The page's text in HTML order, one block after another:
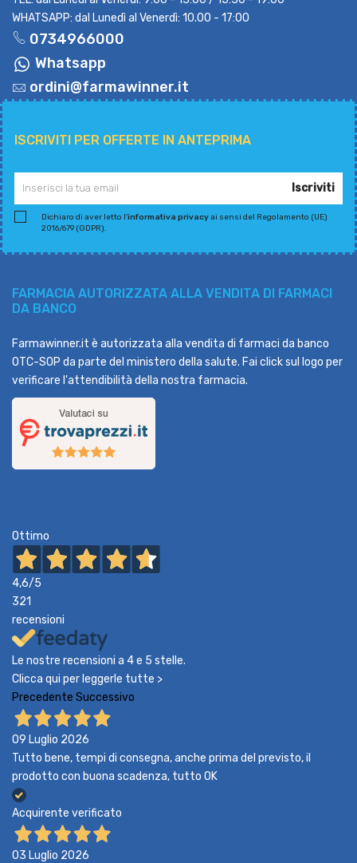
WHATSAPP: dal Lunedì al Venerdì: 10.00 - 17:00
0734966000
Whatsapp
ordini@farmawinner.it
ISCRIVITI PER OFFERTE IN ANTEPRIMA
Iscriviti
Dichiaro di aver letto l'informativa privacyai sensi del Regolamento (UE)
2016/679 (GDPR).
FARMACIA AUTORIZZATA ALLA VENDITA DI FARMACI
DA BANCO
Farmawinner.it è autorizzata alla vendita di farmaci da banco
OTC-SOP da parte del ministero della salute. Fai click sul logo per
verificare l'attendibilità della nostra farmacia.
Ottimo
4,6/5
321
recensioni
Le nostre recensioni a 4 e 5 stelle.
Clicca qui per leggerle tutte >
Precedente Successivo
09 Luglio 2026
Tutto bene, tempi di consegna, anche prima del previsto, il
prodotto con buona scadenza, tutto OK
Acquirente verificato
03 Luglio 2026